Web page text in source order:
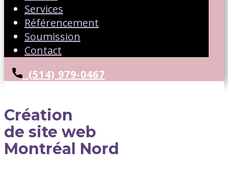
Services
Référencement
Soumission
Contact
(514) 979-0467
Création
de site web
Montréal Nord